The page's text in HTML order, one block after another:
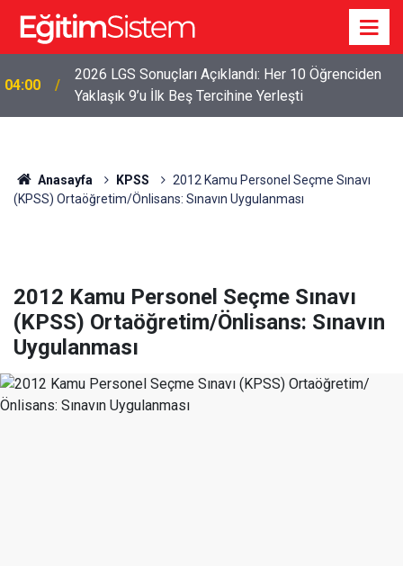
04:00
2026 LGS Sonuçları Açıklandı: Her 10 Öğrenciden
Yaklaşık 9’u İlk Beş Tercihine Yerleşti
Anasayfa KPSS
2012 Kamu Personel Seçme Sınavı
(KPSS) Ortaöğretim/Önlisans: Sınavın Uygulanması
2012 Kamu Personel Seçme Sınavı
(KPSS) Ortaöğretim/Önlisans: Sınavın
Uygulanması